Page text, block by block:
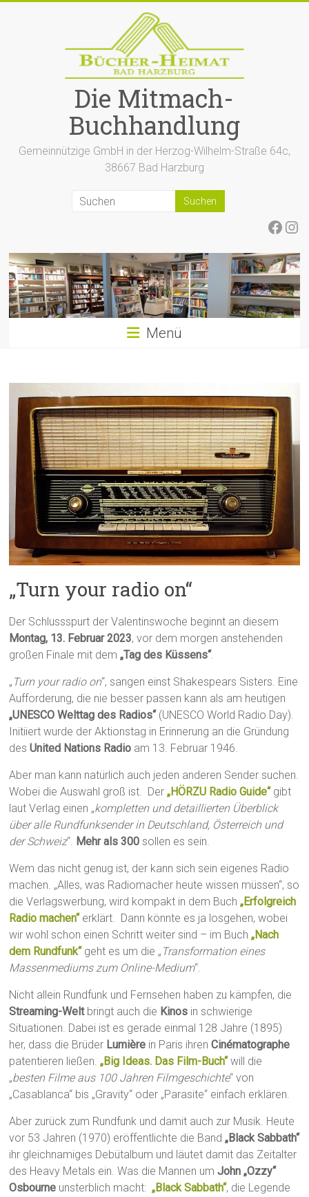
Die Mitmach-
Buchhandlung
Gemeinnützige GmbH in der Herzog-Wilhelm-Straße 64c,
38667 Bad Harzburg
Menü
„Turn your radio on“
Der Schlussspurt der Valentinswoche beginnt an diesem
Montag, 13. Februar 2023, vor dem morgen anstehenden
großen Finale mit dem„Tag des Küssens“.
„ Turn your radio on“, sangen einst Shakespears Sisters. Eine
Aufforderung, die nie besser passen kann als am heutigen
„UNESCO Welttag des Radios“ (UNESCO World Radio Day).
Initiiert wurde der Aktionstag in Erinnerung an die Gründung
desUnited Nations Radio am 13. Februar 1946.
Aber man kann natürlich auch jeden anderen Sender suchen.
Wobei die Auswahl groß ist. Der„HÖRZU Radio Guide“ gibt
laut Verlag einen „kompletten und detaillierten Überblick
über alle Rundfunksender in Deutschland, Österreich und
der Schweiz“. Mehr als 300 sollen es sein.
Wem das nicht genug ist, der kann sich sein eigenes Radio
machen. „Alles, was Radiomacher heute wissen müssen“, so
die Verlagswerbung, wird kompakt in dem Buch„Erfolgreich
Radio machen“ erklärt. Dann könnte es ja losgehen, wobei
wir wohl schon einen Schritt weiter sind – im Buch„Nach
dem Rundfunk“ geht es um die „ Transformation eines
Massenmediums zum Online-Medium“.
Nicht allein Rundfunk und Fernsehen haben zu kämpfen, die
Streaming-Weltbringt auch die Kinos in schwierige
Situationen. Dabei ist es gerade einmal 128 Jahre (1895)
her, dass die Brüder Lumière in Paris ihrenCinématographe
patentieren ließen.„Big Ideas. Das Film-Buch“ will die
„besten Filme aus 100 Jahren Filmgeschichte“ von
„Casablanca“ bis „Gravity“ oder „Parasite“ einfach erklären.
Aber zurück zum Rundfunk und damit auch zur Musik. Heute
vor 53 Jahren (1970) eröffentlichte die Band„Black Sabbath“
ihr gleichnamiges Debütalbum und läutet damit das Zeitalter
des Heavy Metals ein. Was die Mannen umJohn „Ozzy“
Osbourne unsterblich macht:„Black Sabbath“, die Legende